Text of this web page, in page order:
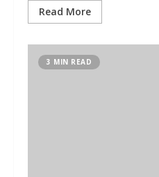
Read More
3 MIN READ